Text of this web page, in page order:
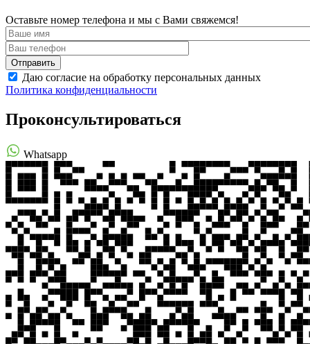
Оставьте номер телефона и мы с Вами свяжемся!
Даю согласие на обработку персональных данных
Политика конфиденциальности
Проконсультироваться
Whatsapp